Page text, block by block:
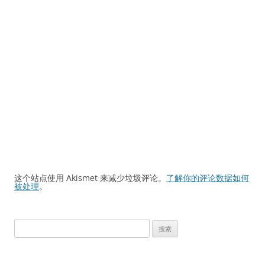
这个站点使用 Akismet 来减少垃圾评论。 了解你的评论数据如何
被处理。
索：